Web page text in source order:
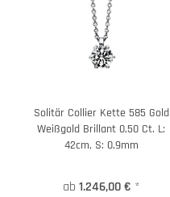
Solitär Collier Kette 585 Gold
Weißgold Brillant 0,50 Ct. L:
42cm, S: 0,9mm
ab 1.246,00 € *